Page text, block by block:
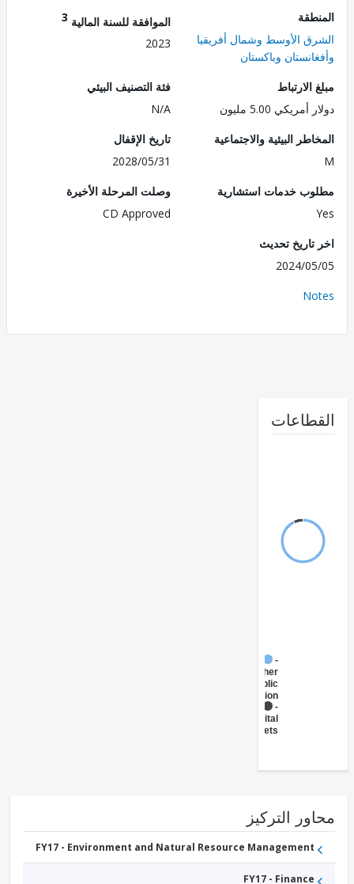
الأوسط وشمال أفريقيا
وباكستان
الموافقة للسنة المالية3
2023
5.00 مليون
فئة التصنيف البيئي
البيئية والاجتماعية
تاريخ الإقفال
2028/05/31
خدمات استشارية
وصلت المرحلة الأخيرة
CD Approved
تحديث
2024/
Administration
التركيز
FY17 - Environment and Natural Resource Management
FY17 - Finance